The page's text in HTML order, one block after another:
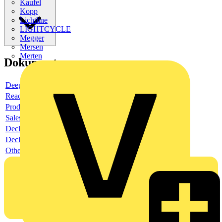
Kaufel
Kopp
Lichtline
LIGHTCYCLE
Megger
Mersen
Merten
Dokumente
Deeplink product page
Reach Declaration URL
Product data sheet
Sales brochure
Declaration RoHS
Declaration EPD
Others